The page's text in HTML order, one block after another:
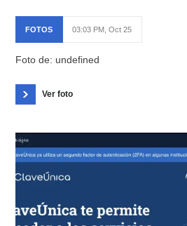
FOTOS 03:03 PM, Oct 25
Foto de: undefined
Ver foto